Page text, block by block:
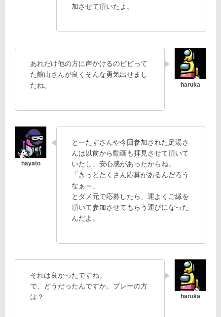
加させて頂いたよ。
あれだけ他の方に声かけるのビビって
た館山さんが良くそんな勇気出せまし
たね。
とーたすさんや今回参加された足湯さ
んは以前から動画も拝見させて頂いて
いたし、安心感があったからね。
「きっとたくさん応募があるんだろう
なぁ～」
とダメ元で応募したら、運よくご縁を
頂いて参加させてもらう運びになった
んだよ。
それは良かったですね。
で、どうだったんですか。プレーの方
は？